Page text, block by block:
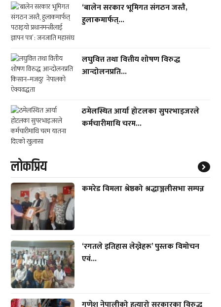
‘बालेन सरकार भूमिगत संगठन जस्तै,
हुलाकमार्फत्...
लघुवित्त तथा वित्तीय शोषण विरुद्ध
आन्दोलनप्रति...
ठमेलस्थित आर्या होटलका सुपरभाइजरले
कर्मचारीमाथि चरम...
लाेकप्रिय
कमरेड विमला श्रेष्ठको श्रद्धाञ्जलीसभा सम्पन्न
‘रगतले इतिहास लेख्नेहरू’ पुस्तक विमोचन
एवं...